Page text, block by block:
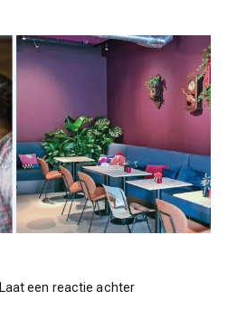
Laat een reactie achterop